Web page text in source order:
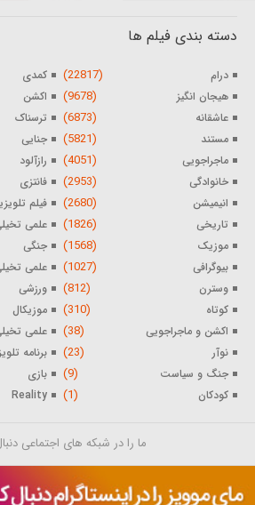
دسته بندی فیلم ها
درام (22817) کمدی
هیجان انگیز (9678) اکشن
عاشقانه (6873) ترسناک
مستند (5821) جنایی
ماجراجویی (4051) رازآلود
خانوادگی (2953) فانتزی
انیمیشن (2680) فیلم
تاریخی (1826) علمی
موزیک (1568) جنگی
بیوگرافی (1027) علمی
وسترن (812) ورزشی
کوتاه (310) موزیکال
اکشن و ماجراجویی (38) علمی
نوآر (23) برنامه
جنگ و سیاست (9) بازی
کودکان (1)
Reality
ما را در شبکه های اجتماعی